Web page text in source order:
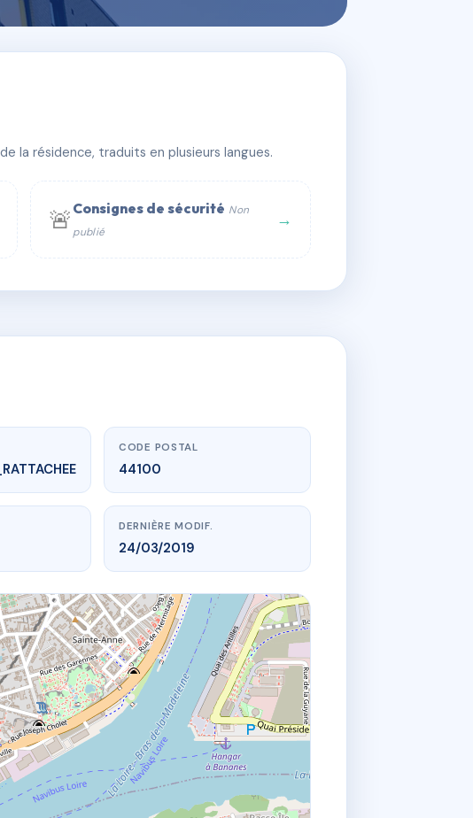
la résidence, traduits en plusieurs langues.
🚨 Consignes de sécurité Non
publié
→
CODE POSTAL
44100
DERNIÈRE MODIF.
24/03/2019